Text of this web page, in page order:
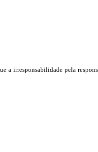
a irresponsabilidade pela